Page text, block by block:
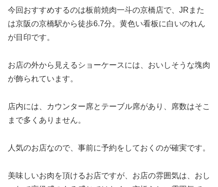
今回おすすめするのは板前焼肉一斗の京橋店で、JRまた
は京阪の京橋駅から徒歩6.7分。黄色い看板に白いのれん
が目印です。
お店の外から見えるショーケースには、おいしそうな塊肉
が飾られています。
店内には、カウンター席とテーブル席があり、席数はそこ
まで多くありません。
人気のお店なので、事前に予約をしておくのが確実です。
美味しいお肉を頂けるお店ですが、お店の雰囲気は、おし